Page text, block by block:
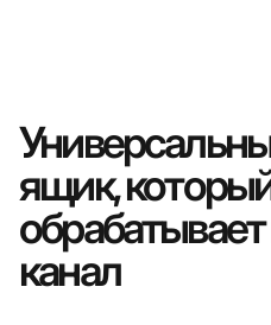
ящик,
канал